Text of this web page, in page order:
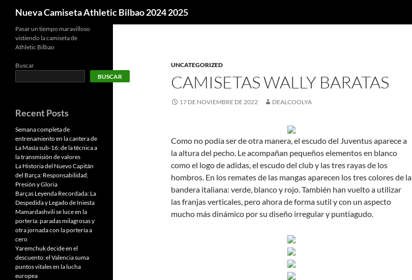
Nueva Camiseta Athletic Bilbao 2024 2025
UNCATEGORIZED
CAMISETAS WALLY BARATAS
17 DE NOVIEMBRE DE 2022 DEALCOOLYA
Como no podía ser de otra manera, el escudo del Juventus aparece a
la altura del pecho. Le acompañan pequeños elementos en blanco
como el logo de adidas, el escudo del club y las tres rayas de los
hombros. En los remates de las mangas aparecen los tres colores de la
bandera italiana: verde, blanco y rojo. También han vuelto a utilizar
las franjas verticales, pero ahora de forma sutil y con un aspecto
mucho más dinámico por su diseño irregular y puntiagudo.
Pasar un tiempo maravilloso
vistiendo la camiseta de
Athletic Bilbao
Buscar
BUSCAR
Recent Posts
Semana completa de
entrenamiento en la cantera de
La Masía sub-16: de la técnica a
la transmisión de valores
La Historia del Nuevo Capitán
del Barça: Responsabilidad,
Presión y Gloria
Barças Leyenda Recordada: La
Despedida y Legado de Iniesta
Mamardashvili se luce en la
portería: paradas milagrosas y
otra jornada con la portería a
cero
Yaremchuk decide en el
descuento: el Valencia suma
puntos vitales en la lucha
europea